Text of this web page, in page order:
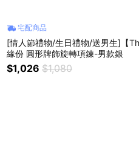
宅配商品
[情人節禮物/生日禮物/送男生]【
緣份 圓形牌飾旋轉項鍊-男款銀
$1,026 $1,080